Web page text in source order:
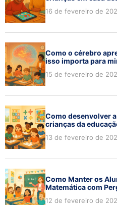
16 de fevereiro de
Como o cérebro
isso importa para
15 de fevereiro de
Como desenvolver
crianças da
13 de fevereiro de
Como Manter os
Matemática com
12 de fevereiro de